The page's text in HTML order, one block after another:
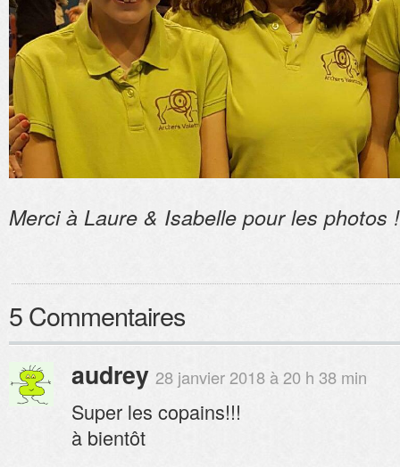
Merci à Laure & Isabelle pour les photos !
5 Commentaires
audrey 28 janvier 2018 à 20 h 38 min
Super les copains!!!
à bientôt